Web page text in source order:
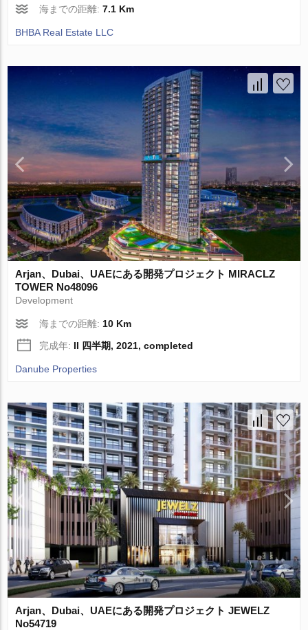
海までの距離:7.1 Km
BHBA Real Estate LLC
Arjan、Dubai、UAEにある開発プロジェクト MIRACLZ
TOWER No48096
Development
海までの距離: 10 Km
完成年: II 四半期, 2021, completed
Danube Properties
Arjan、Dubai、UAEにある開発プロジェクト JEWELZ
No54719